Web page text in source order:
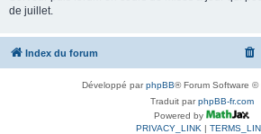
de juillet.
Index du forum
Développé parphpBB® Forum Software ©
Traduit parphpBB-fr.com
Powered by
PRIVACY_LINK |